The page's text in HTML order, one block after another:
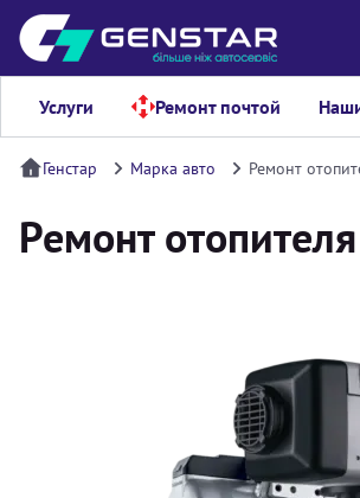
Услуги Ремонт почтой
Генстар Марка авто Ремонт
Ремонт